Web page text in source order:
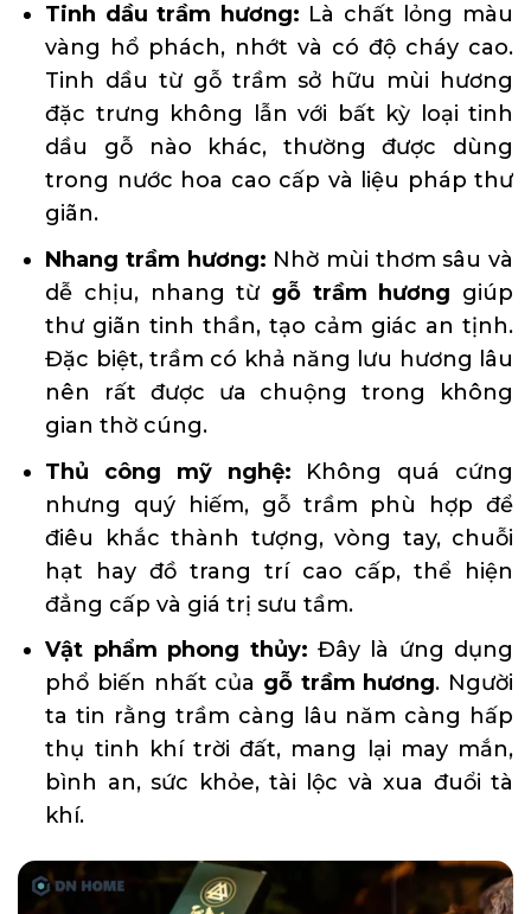
Tinh dầu trầm hương: Là chất lỏng màu
vàng hổ phách, nhớt và có độ cháy cao.
Tinh dầu từ gỗ trầm sở hữu mùi hương
đặc trưng không lẫn với bất kỳ loại tinh
dầu gỗ nào khác, thường được dùng
trong nước hoa cao cấp và liệu pháp thư
giãn.
Nhang trầm hương: Nhờ mùi thơm sâu và
dễ chịu, nhang từ gỗ trầm hương giúp
thư giãn tinh thần, tạo cảm giác an tịnh.
Đặc biệt, trầm có khả năng lưu hương lâu
nên rất được ưa chuộng trong không
gian thờ cúng.
Thủ công mỹ nghệ: Không quá cứng
nhưng quý hiếm, gỗ trầm phù hợp để
điêu khắc thành tượng, vòng tay, chuỗi
hạt hay đồ trang trí cao cấp, thể hiện
đẳng cấp và giá trị sưu tầm.
Vật phẩm phong thủy: Đây là ứng dụng
phổ biến nhất của gỗ trầm hương. Người
ta tin rằng trầm càng lâu năm càng hấp
thụ tinh khí trời đất, mang lại may mắn,
bình an, sức khỏe, tài lộc và xua đuổi tà
khí.